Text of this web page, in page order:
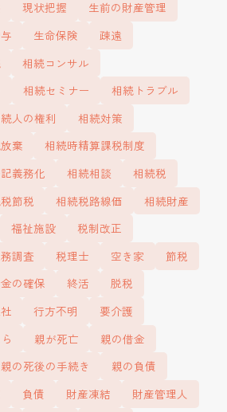
現状把握
生前の財産管理
生命保険
疎遠
相続コンサル
相続セミナー
相続トラブル
人の権利
相続対策
棄
相続時精算課税制度
義務化 相続相談
相続税
節税 相続税路線価
相続財産
福祉施設
税制改正
調査 税理士 空き家
節税
の確保 終活
脱税
行方不明
要介護
親が死亡
親の借金
親の死後の手続き
親の負債
負債 財産凍結
財産管理人